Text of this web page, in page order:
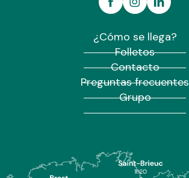
¿Cómo se llega?
Folletos
Contacto
Preguntas frecuentes
Grupo